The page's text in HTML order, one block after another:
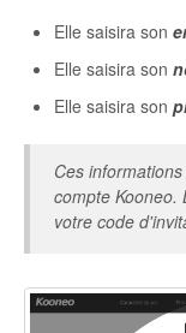
Elle saisira son
Elle saisira son
Elle saisira son
Ces
compte Kooneo.
votre code